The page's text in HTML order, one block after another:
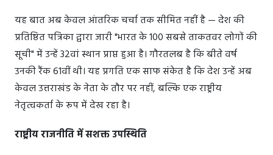
यह बात अब केवल आंतरिक चर्चा तक सीमित नहीं है — देश की
प्रतिष्ठित पत्रिका द्वारा जारी "भारत के 100 सबसे ताकतवर लोगों की
सूची" में उन्हें 32वां स्थान प्राप्त हुआ है। गौरतलब है कि बीते वर्ष
उनकी रैंक 61वीं थी। यह प्रगति एक साफ संकेत है कि देश उन्हें अब
केवल उत्तराखंड के नेता के तौर पर नहीं, बल्कि एक राष्ट्रीय
नेतृत्वकर्ता के रूप में देख रहा है।
राष्ट्रीय राजनीति में सशक्त उपस्थिति